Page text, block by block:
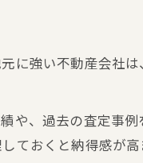
に強い不動産会社
や、過去の査定事
ておくと納得感が高